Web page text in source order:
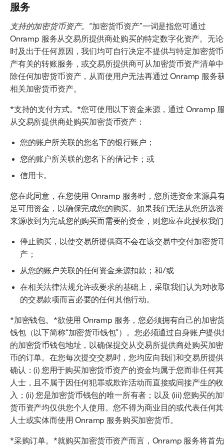
服务
支持的加密货币资产。 “加密货币资产”一词是指您可通过
Onramp 服务从交易所提供商处购买的特定数字化资产。无
时及出于任何原因，我们均可自行决定不提供与特定加密货
产有关的转账服务，或交易所提供商可从加密货币资产清单
除任何加密货币资产，从而使用户无法再通过 Onramp 服务
相关加密货币资产。
*支持的支付方式。*您可使用以下资金来源，通过 Onramp
从交易所提供商处购买加密货币资产：
您的账户所关联的您名下的银行账户；
您的账户所关联的您名下的借记卡；或
信用卡。
您在此同意，在您使用 Onramp 服务时，您所选资金来源具
足可用资金，以确保完成您的购买。如果我们无法从您所选
来源收到为完成您的购买而需要的资金，则您应在此授权我
停止购买，以使交易所提供商不会在该交易中交付加密货
产；
从您的账户关联的任何资金来源扣款；和/或
在相关法律法规允许或要求的基础上，采取我们认为对收
的交易款项而言必要的任何其他行动。
*加密钱包。*欲使用 Onramp 服务，您必须拥有自己的加密
钱包（以下简称“加密货币钱包”）。您必须通过自身账户提供
的加密货币钱包地址，以确保提交从交易所提供商处购买加
币的订单。在您每次提交交易时，您均应向我们和交易所提
确认：(i) 您用于购买加密货币资产的资金均属于您而非任何
人士，且不属于因任何犯罪或欺诈活动而直接或间接产生的收
入；(ii) 您是加密货币钱包的唯一所有者；以及 (iii) 您购买的
货币资产均仅供您个人使用。您不得为商业目的或代表任何
人士或实体而使用 Onramp 服务购买加密货币。
*采购订单。*就购买加密货币资产而言，Onramp 服务将首